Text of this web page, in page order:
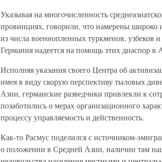
Указывая на многочисленность
провинциях, говорили, что намерены широко
из числа военнопленных туркменов, узбеков
Германия надеется на помощь этих диаспор в
Исполняя указания своего Центра об
имея в виду скорую перспективу тыловых
Азии, германские разведчики привлекли к
позаботились о мерах организационного
процессу управляемость и действенность.
Как-то Расмус поделился с источником-
о положении в Средней Азии, наличии там